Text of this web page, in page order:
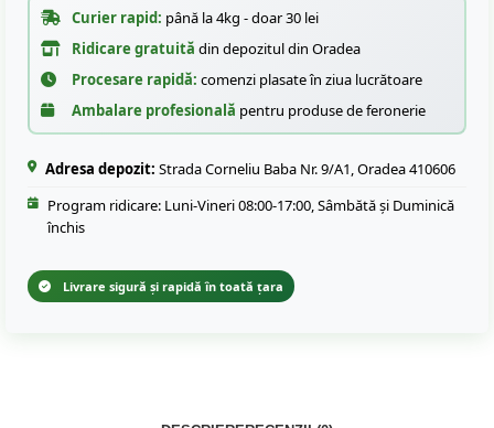
Curier rapid: până la 4kg - doar 30 lei
Ridicare gratuită din depozitul din Oradea
Procesare rapidă: comenzi plasate în ziua lucrătoare
Ambalare profesională pentru produse de feronerie
Adresa depozit: Strada Corneliu Baba Nr. 9/A1, Oradea 410606
Program ridicare: Luni-Vineri 08:00-17:00, Sâmbătă și Duminică
închis
Livrare sigură și rapidă în toată țara